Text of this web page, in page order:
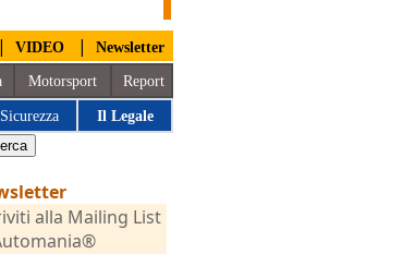
| VIDEO | Newsletter
Motorsport Report
Sicurezza Il Legale
alla Mailing List